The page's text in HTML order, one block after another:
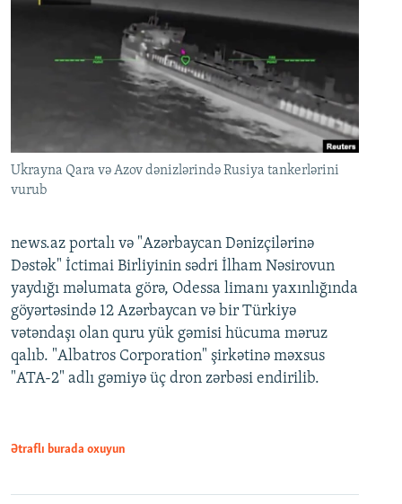
Ukrayna Qara və Azov dənizlərində Rusiya tankerlərini
vurub
news.az portalı və "Azərbaycan Dənizçilərinə
Dəstək" İctimai Birliyinin sədri İlham Nəsirovun
yaydığı məlumata görə, Odessa limanı yaxınlığında
göyərtəsində 12 Azərbaycan və bir Türkiyə
vətəndaşı olan quru yük gəmisi hücuma məruz
qalıb. "Albatros Corporation" şirkətinə məxsus
"ATA-2" adlı gəmiyə üç dron zərbəsi endirilib.
Ətraflı burada oxuyun